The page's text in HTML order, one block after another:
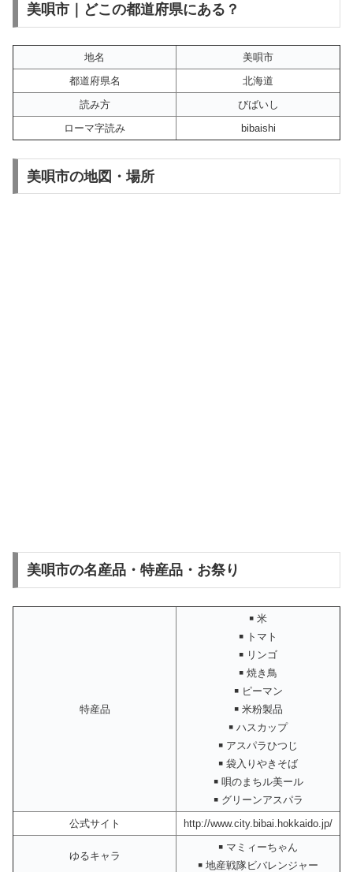
美唄市｜どこの都道府県にある？
地名
美唄市
都道府県名
北海道
読み方
びばいし
ローマ字読み
bibaishi
美唄市の地図・場所
美唄市の名産品・特産品・お祭り
特産品
￭ 米
￭ トマト
￭ リンゴ
￭ 焼き鳥
￭ ピーマン
￭ 米粉製品
￭ ハスカップ
￭ アスパラひつじ
￭ 袋入りやきそば
￭ 唄のまちル美ール
￭ グリーンアスパラ
公式サイト
http://www.city.bibai.hokkaido.jp/
ゆるキャラ
￭ マミィーちゃん
￭ 地産戦隊ビバレンジャー